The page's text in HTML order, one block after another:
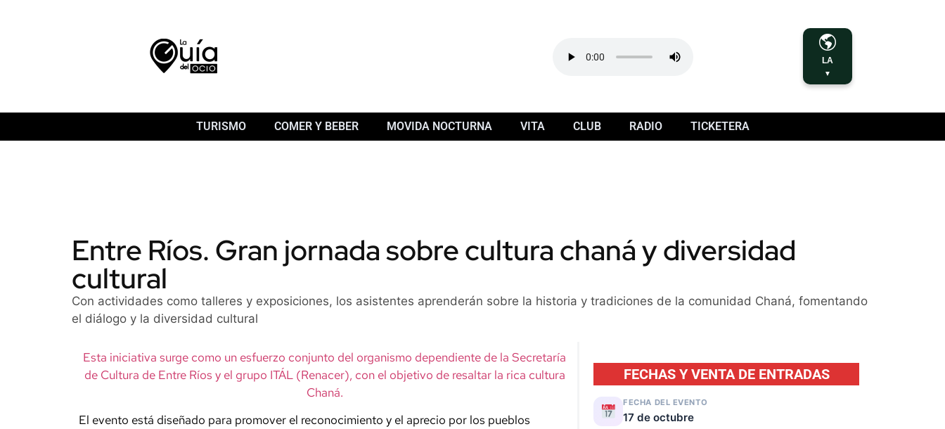
LA
▼
TURISMO COMER Y BEBER MOVIDA NOCTURNA VITA CLUB RADIO TICKETERA
Entre Ríos. Gran jornada sobre cultura chaná y diversidad
cultural
Con actividades como talleres y exposiciones, los asistentes aprenderán sobre la historia y tradiciones de la comunidad Chaná, fomentando
el diálogo y la diversidad cultural
Esta iniciativa surge como un esfuerzo conjunto del organismo dependiente de la Secretaría
de Cultura de Entre Ríos y el grupo ITÁL (Renacer), con el objetivo de resaltar la rica cultura
Chaná.
El evento está diseñado para promover el reconocimiento y el aprecio por los pueblos
FECHAS Y VENTA DE ENTRADAS
FECHA DEL EVENTO
17 de octubre